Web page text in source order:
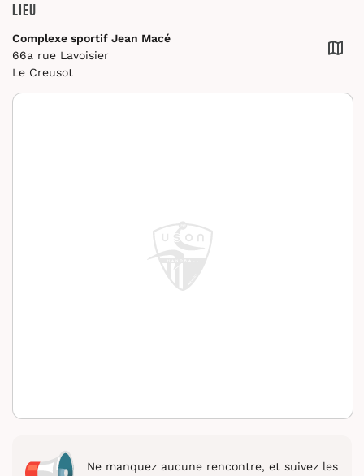
Lieu
Complexe sportif Jean Macé
66a rue Lavoisier
Le Creusot
Ne manquez aucune rencontre, et suivez les